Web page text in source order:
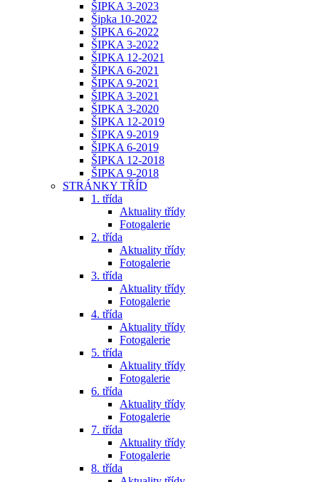
ŠIPKA 3-2023
Šipka 10-2022
ŠIPKA 6-2022
ŠIPKA 3-2022
ŠIPKA 12-2021
ŠIPKA 6-2021
ŠIPKA 9-2021
ŠIPKA 3-2021
ŠIPKA 3-2020
ŠIPKA 12-2019
ŠIPKA 9-2019
ŠIPKA 6-2019
ŠIPKA 12-2018
ŠIPKA 9-2018
STRÁNKY TŘÍD
1. třída
Aktuality třídy
Fotogalerie
2. třída
Aktuality třídy
Fotogalerie
3. třída
Aktuality třídy
Fotogalerie
4. třída
Aktuality třídy
Fotogalerie
5. třída
Aktuality třídy
Fotogalerie
6. třída
Aktuality třídy
Fotogalerie
7. třída
Aktuality třídy
Fotogalerie
8. třída